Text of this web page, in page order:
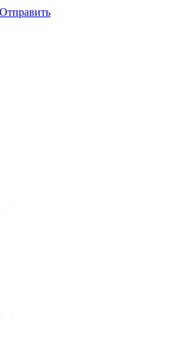
Отправить